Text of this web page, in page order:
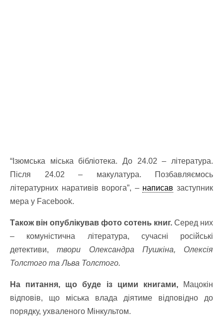
“Ізюмська міська бібліотека. До 24.02 – література.
Після 24.02 – макулатура. Позбавляємось
літературних наративів ворога”, – написав заступник
мера у Facebook.
Також він опублікував фото сотень книг. Серед них
– комуністична література, сучасні російські
детективи,твори Олександра Пушкіна, Олексія
Толстого та Льва Толстого.
На питання, що буде із цими книгами,Мацокін
відповів, що міська влада діятиме відповідно до
порядку, ухваленого Мінкультом.